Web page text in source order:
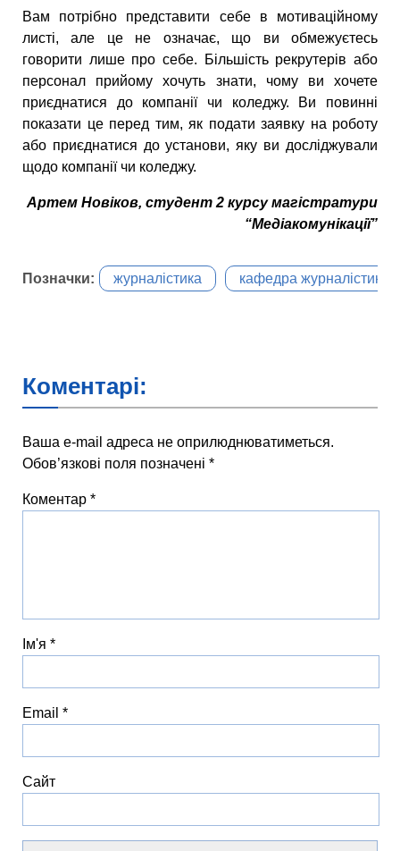
Вам потрібно представити себе в мотиваційному
листі, але це не означає, що ви обмежуєтесь
говорити лише про себе. Більшість рекрутерів або
персонал прийому хочуть знати, чому ви хочете
приєднатися до компанії чи коледжу. Ви повинні
показати це перед тим, як подати заявку на роботу
або приєднатися до установи, яку ви досліджували
щодо компанії чи коледжу.
Артем Новіков, студент 2 курсу магістратури
“Медіакомунікації”
Позначки: журналістика кафедра журналістики
Коментарі:
Ваша e-mail адреса не оприлюднюватиметься.
Обов’язкові поля позначені *
Коментар *
Ім'я *
Email *
Сайт